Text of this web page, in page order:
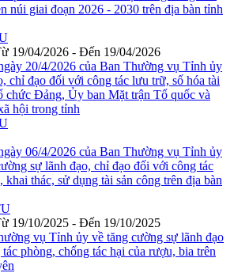
núi giai đoạn 2026 - 2030 trên địa bàn tỉnh
19/04/2026 - Đến 19/04/2026
20/4/2026 của Ban Thường vụ Tỉnh ủy
chỉ đạo đối với công tác lưu trữ, số hóa tài
chức Đảng, Ủy ban Mặt trận Tổ quốc và
hội trong tỉnh
06/4/2026 của Ban Thường vụ Tỉnh ủy
sự lãnh đạo, chỉ đạo đối với công tác
thác, sử dụng tài sản công trên địa bàn
19/10/2025 - Đến 19/10/2025
vụ Tỉnh ủy về tăng cường sự lãnh đạo
phòng, chống tác hại của rượu, bia trên